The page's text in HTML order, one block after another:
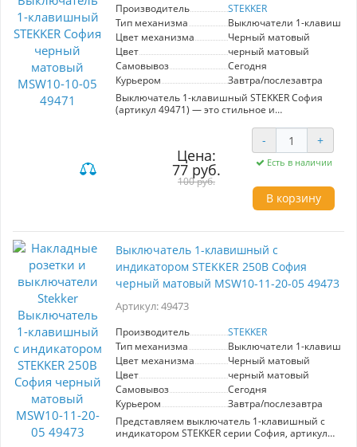
Производитель
STEKKER
Тип механизма
Выключатели 1-
Цвет механизма
Черный матовый
Цвет
черный матовый
Самовывоз
Сегодня
Курьером
Завтра/послезавтра
Выключатель 1-клавишный STEKKER София
(артикул 49471) — это стильное и
электроприборами в вашем доме или офисе.
Изготовленный из прочного ABS-пластика, он
отличается современным черным матовым
цветом, который гармонично впишется в
любой интерьер. Размеры устройства
(65x65x35 мм) позволяют легко его установить
на открытом монтаже, что делает установку
на номинальное напряжение 250 В и ток 10А,
электросетей. Защита IP20 подходит для
использования в помещениях с низким
уровнем влажности. Механизм 1-клавишного
выключателя гарантирует надежность и
простоту в использовании, что делает его
идеальным выбором для вашего
Цена:
77 руб.
100 руб.
- +
Есть в наличии
В корзину
Выключатель 1-клавишный с
индикатором STEKKER 250В София
черный матовый MSW10-11-20-05 49473
Артикул: 49473
Производитель
STEKKER
Тип механизма
Выключатели 1-
Цвет механизма
Черный матовый
Цвет
черный матовый
Самовывоз
Сегодня
Курьером
Завтра/послезавтра
Представляем выключатель 1-клавишный с
индикатором STEKKER серии София, артикул